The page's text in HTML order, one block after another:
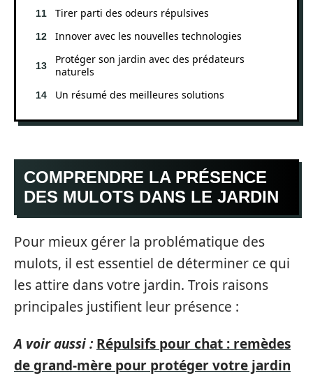
Tirer parti des odeurs répulsives
Innover avec les nouvelles technologies
Protéger son jardin avec des prédateurs
naturels
Un résumé des meilleures solutions
COMPRENDRE LA PRÉSENCE
DES MULOTS DANS LE JARDIN
Pour mieux gérer la problématique des
mulots, il est essentiel de déterminer ce qui
les attire dans votre jardin. Trois raisons
principales justifient leur présence :
A voir aussi : Répulsifs pour chat : remèdes
de grand-mère pour protéger votre jardin